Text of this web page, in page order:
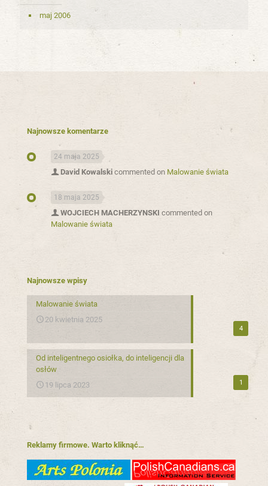
maj 2006
Najnowsze komentarze
24 maja 2025
David Kowalski commented on Malowanie świata
18 maja 2025
WOJCIECH MACHERZYNSKI commented on
Malowanie świata
Najnowsze wpisy
4
Malowanie świata
20 kwietnia 2025
1
Od inteligentnego osiołka, do inteligencji dla
osłów
19 lipca 2023
Reklamy firmowe. Warto kliknąć…